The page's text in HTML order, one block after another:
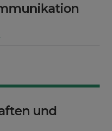
und